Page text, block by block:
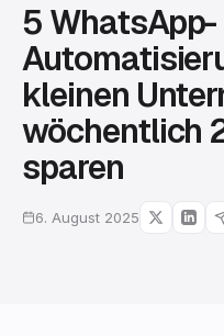
5 WhatsApp-
kleinen
wöchentlich
sparen
6. August 2025